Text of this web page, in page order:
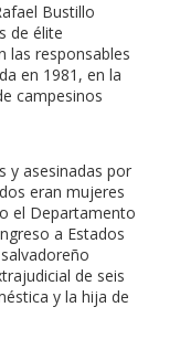
Bustillo
de élite
las responsables
en 1981, en la
campesinos
y asesinadas por
eran mujeres
el Departamento
a Estados
de seis
y la hija de